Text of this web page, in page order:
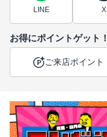
LINE X
お得にポイントゲット！
ご来店ポイント